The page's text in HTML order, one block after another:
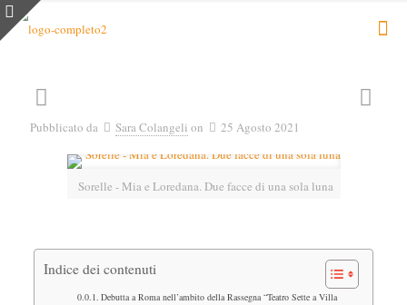
Pubblicato da Sara Colangeli on 25 Agosto 2021
Sorelle - Mia e Loredana. Due facce di una sola luna
Indice dei contenuti
Debutta a Roma nell’ambito della Rassegna “Teatro Sette a Villa